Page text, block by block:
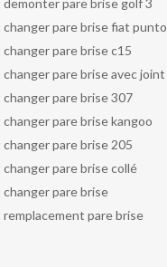
pare brise golf 3
changer pare brise fiat punto
pare brise c15
pare brise avec joint
pare brise 307
pare brise kangoo
pare brise 205
pare brise collé
pare brise
pare brise